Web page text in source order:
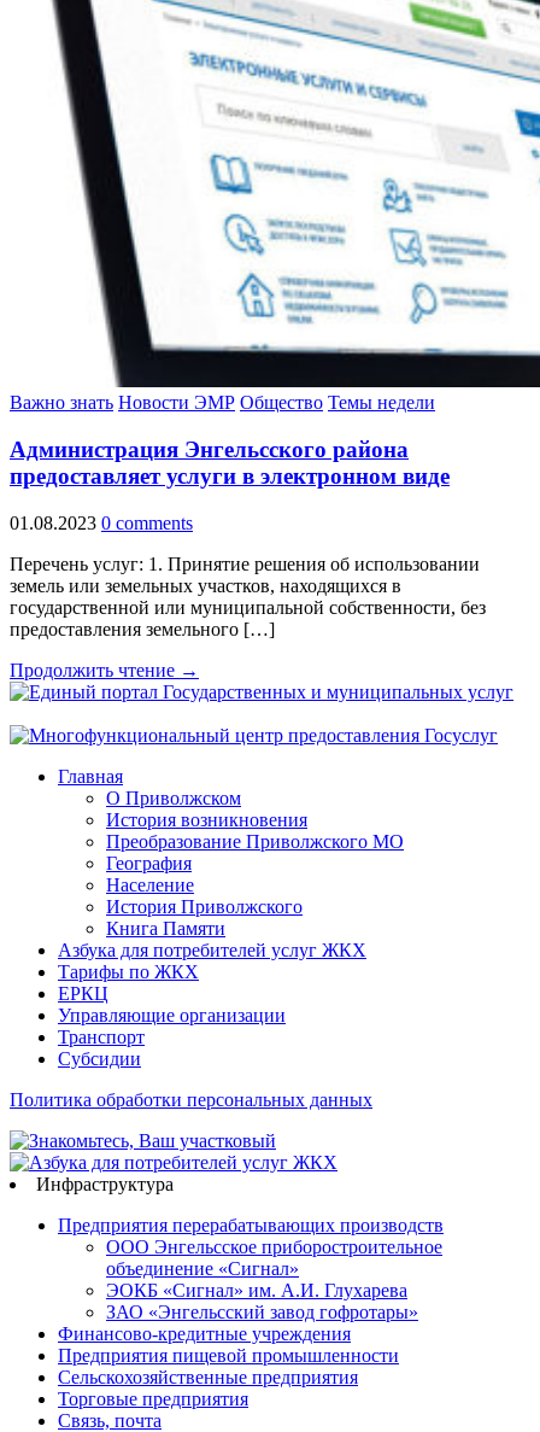
Важно знать Новости ЭМР Общество Темы недели
Администрация Энгельсского района
предоставляет услуги в электронном виде
01.08.2023 0 comments
Перечень услуг: 1. Принятие решения об использовании
земель или земельных участков, находящихся в
государственной или муниципальной собственности, без
предоставления земельного […]
Продолжить чтение →
Главная
О Приволжском
История возникновения
Преобразование Приволжского МО
География
Население
История Приволжского
Книга Памяти
Азбука для потребителей услуг ЖКХ
Тарифы по ЖКХ
ЕРКЦ
Управляющие организации
Транспорт
Субсидии
Политика обработки персональных данных
Инфраструктура
Предприятия перерабатывающих производств
ООО Энгельсское приборостроительное
объединение «Сигнал»
ЭОКБ «Сигнал» им. А.И. Глухарева
ЗАО «Энгельсский завод гофротары»
Финансово-кредитные учреждения
Предприятия пищевой промышленности
Сельскохозяйственные предприятия
Торговые предприятия
Связь, почта